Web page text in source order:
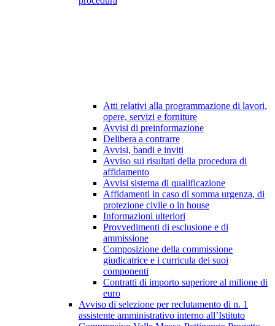
Atti relativi alla programmazione di lavori,
opere, servizi e forniture
Avvisi di preinformazione
Delibera a contrarre
Avvisi, bandi e inviti
Avviso sui risultati della procedura di
affidamento
Avvisi sistema di qualificazione
Affidamenti in caso di somma urgenza, di
protezione civile o in house
Informazioni ulteriori
Provvedimenti di esclusione e di
ammissione
Composizione della commissione
giudicatrice e i curricula dei suoi
componenti
Contratti di importo superiore al milione di
euro
Avviso di selezione per reclutamento di n. 1
assistente amministrativo interno all’Istituto